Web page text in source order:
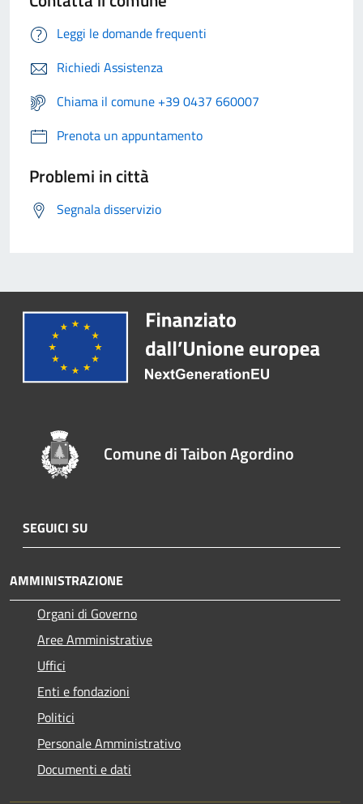
Leggi le domande frequenti
Richiedi Assistenza
Chiama il comune +39 0437 660007
Prenota un appuntamento
Problemi in città
Segnala disservizio
Comune di Taibon Agordino
SEGUICI SU
AMMINISTRAZIONE
Organi di Governo
Aree Amministrative
Uffici
Enti e fondazioni
Politici
Personale Amministrativo
Documenti e dati